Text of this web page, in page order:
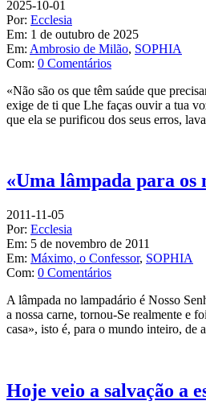
2025-10-01
Por: Ecclesia
Em: 1 de outubro de 2025
Em: Ambrosio de Milão, SOPHIA
Com: 0 Comentários
«Não são os que têm saúde que
exige de ti que Lhe faças ouvir a tua
que ela se purificou dos seus erros,
«Uma lâmpada para os
2011-11-05
Por: Ecclesia
Em: 5 de novembro de 2011
Em: Máximo, o Confessor, SOPHIA
Com: 0 Comentários
A lâmpada no lampadário é Nosso
a nossa carne, tornou-Se realmente e
casa», isto é, para o mundo inteiro, de
Hoje veio a salvação a